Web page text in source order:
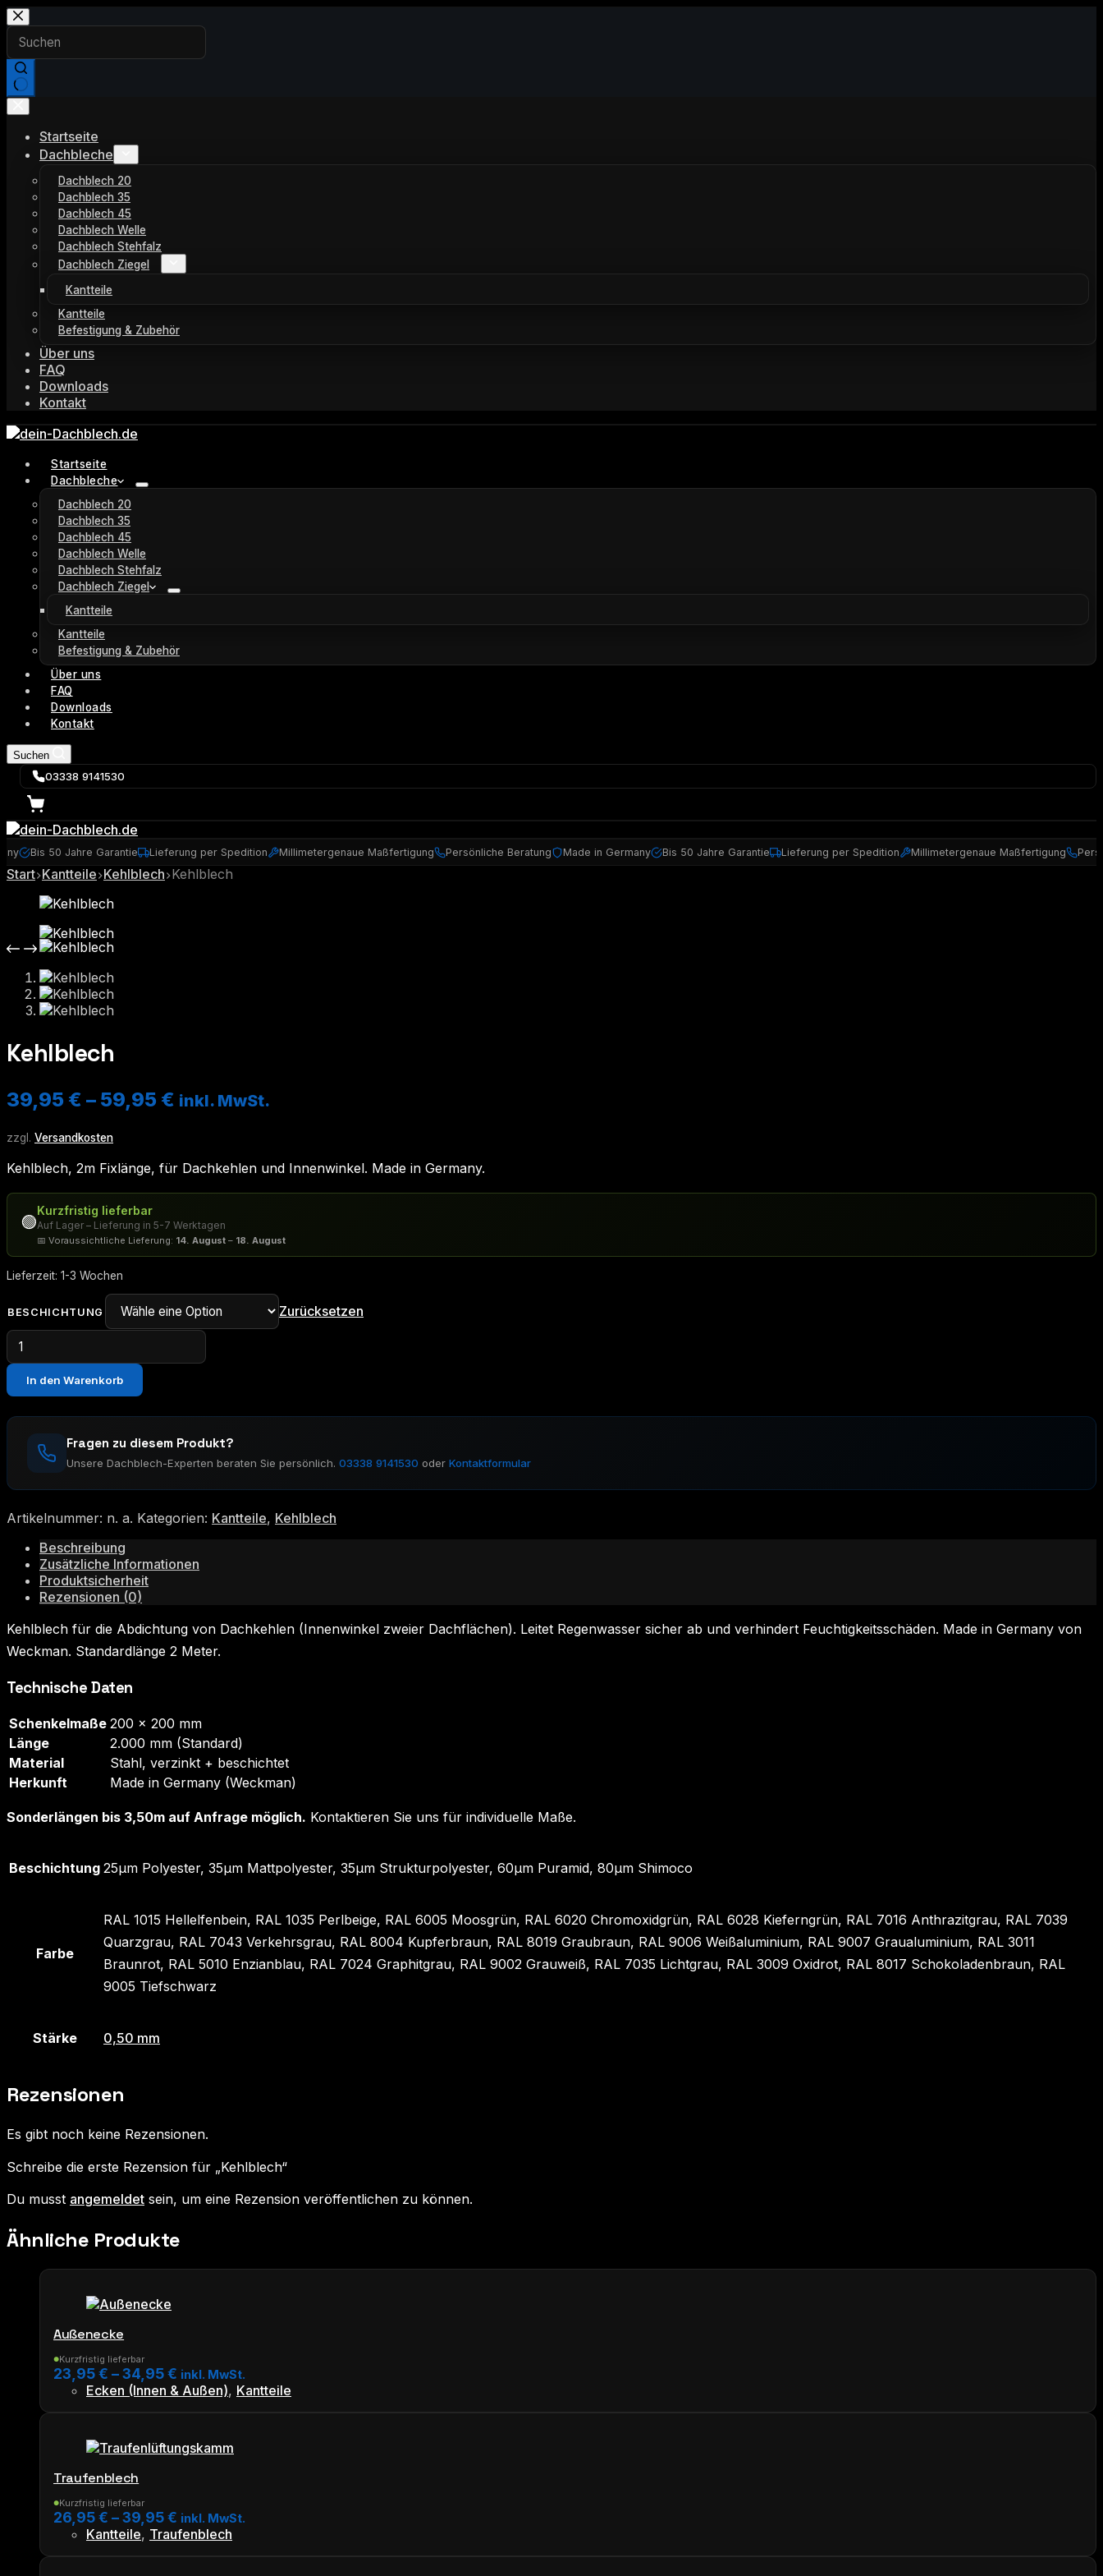
Zum
Inhalt
springen
Keine
Startseite
Dachbleche
Dachblech 20
Dachblech 35
Dachblech 45
Dachblech Welle
Dachblech Stehfalz
Dachblech Ziegel
Kantteile
Kantteile
Befestigung & Zubehör
Über uns
FAQ
Downloads
Kontakt
Startseite
Dachbleche
Dachblech 20
Dachblech 35
Dachblech 45
Dachblech Welle
Dachblech Stehfalz
Dachblech Ziegel
Kantteile
Kantteile
Befestigung & Zubehör
Über uns
FAQ
Downloads
Kontakt
Suchen
03338 9141530
Bis 50 Jahre Garantie Lieferung per Spedition Millimetergenaue Maßfertigung Persönliche Beratung Made in Germany Bis 50 Jahre Garantie Lieferung per Spedition Millimetergenaue Maßfertigung
Start Kantteile Kehlblech Kehlblech
Kehlblech
39,95 € – 59,95 € inkl. MwSt.
zzgl. Versandkosten
Kehlblech, 2m Fixlänge, für Dachkehlen und Innenwinkel. Made in Germany.
🟢
Kurzfristig lieferbar
Auf Lager – Lieferung in 5-7 Werktagen
📅 Voraussichtliche Lieferung: 14. August – 18. August
Lieferzeit: 1-3 Wochen
BESCHICHTUNG
Zurücksetzen
Kehlblech
Menge
In den Warenkorb
Fragen zu diesem Produkt?
Unsere Dachblech-Experten beraten Sie persönlich. 03338 9141530 oder Kontaktformular
Artikelnummer: n. a. Kategorien: Kantteile, Kehlblech
Beschreibung
Zusätzliche Informationen
Produktsicherheit
Rezensionen (0)
Kehlblech für die Abdichtung von Dachkehlen (Innenwinkel zweier Dachflächen). Leitet Regenwasser sicher ab und verhindert Feuchtigkeitsschäden. Made in Germany von
Weckman. Standardlänge 2 Meter.
Technische Daten
Schenkelmaße 200 × 200 mm
Länge
2.000 mm (Standard)
Material
Stahl, verzinkt + beschichtet
Herkunft
Made in Germany (Weckman)
Sonderlängen bis 3,50m auf Anfrage möglich. Kontaktieren Sie uns für individuelle Maße.
Beschichtung 25µm Polyester, 35µm Mattpolyester, 35µm Strukturpolyester, 60µm Puramid, 80µm Shimoco
Farbe
RAL 1015 Hellelfenbein, RAL 1035 Perlbeige, RAL 6005 Moosgrün, RAL 6020 Chromoxidgrün, RAL 6028 Kieferngrün, RAL 7016 Anthrazitgrau, RAL 7039
Quarzgrau, RAL 7043 Verkehrsgrau, RAL 8004 Kupferbraun, RAL 8019 Graubraun, RAL 9006 Weißaluminium, RAL 9007 Graualuminium, RAL 3011
Braunrot, RAL 5010 Enzianblau, RAL 7024 Graphitgrau, RAL 9002 Grauweiß, RAL 7035 Lichtgrau, RAL 3009 Oxidrot, RAL 8017 Schokoladenbraun, RAL
9005 Tiefschwarz
Stärke 0,50 mm
Rezensionen
Es gibt noch keine Rezensionen.
Schreibe die erste Rezension für „Kehlblech“
Du musst angemeldet sein, um eine Rezension veröffentlichen zu können.
Ähnliche Produkte
Außenecke
●Kurzfristig lieferbar
23,95€ –34,95€ inkl. MwSt.
Ecken (Innen & Außen), Kantteile
mehrere
Varianten
auf.
Die
Optionen
können
Traufenblech
●Kurzfristig lieferbar
26,95€ –39,95€ inkl. MwSt.
Kantteile, Traufenblech